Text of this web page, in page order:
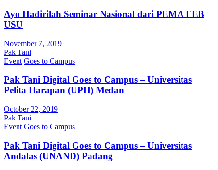
Ayo Hadirilah Seminar Nasional dari PEMA FEB
USU
November 7, 2019
Pak Tani
Event Goes to Campus
Pak Tani Digital Goes to Campus – Universitas
Pelita Harapan (UPH) Medan
October 22, 2019
Pak Tani
Event Goes to Campus
Pak Tani Digital Goes to Campus – Universitas
Andalas (UNAND) Padang